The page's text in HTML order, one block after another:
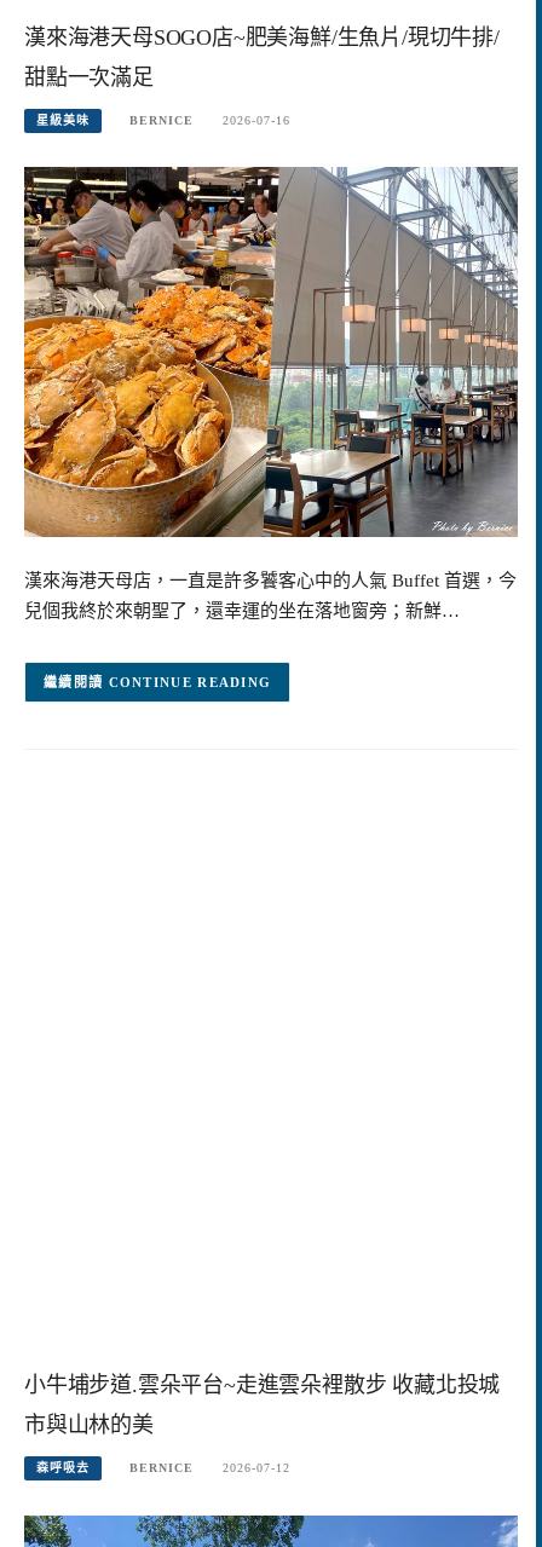
漢來海港天母SOGO店~肥美海鮮/生魚片/現切牛排/
甜點一次滿足
星級美味 BERNICE 2026-07-16
漢來海港天母店，一直是許多饕客心中的人氣 Buffet 首選，今
兒個我終於來朝聖了，還幸運的坐在落地窗旁；新鮮…
CONTINUE READING
小牛埔步道.雲朵平台~走進雲朵裡散步 收藏北投城
市與山林的美
森呼吸去 BERNICE 2026-07-12